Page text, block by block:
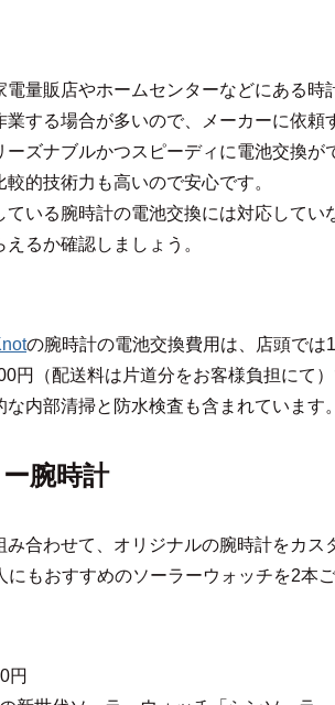
量販店やホームセンターなどにある時
する場合が多いので、メーカーに依頼
ズナブルかつスピーディに電池交換が
的技術力も高いので安心です。
いる腕時計の電池交換には対応してい
るか確認しましょう。
の腕時計の電池交換費用は、店頭では
円（配送料は片道分をお客様負担にて）
内部清掃と防水検査も含まれています。
腕時計
合わせて、オリジナルの腕時計をカス
もおすすめのソーラーウォッチを2本
円